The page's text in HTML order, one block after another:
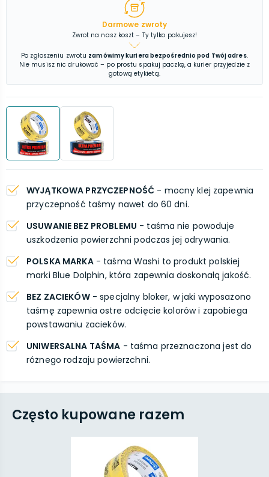
Darmowe zwroty
Zwrot na nasz koszt – Ty tylko pakujesz!
Po zgłoszeniu zwrotu zamówimy kuriera bezpośrednio pod Twój adres.
Nie musisz nic drukować – po prostu spakuj paczkę, a kurier przyjedzie z
gotową etykietą.
WYJĄTKOWA PRZYCZEPNOŚĆ - mocny klej zapewnia
przyczepność taśmy nawet do 60 dni.
USUWANIE BEZ PROBLEMU - taśma nie powoduje
uszkodzenia powierzchni podczas jej odrywania.
POLSKA MARKA- taśma Washi to produkt polskiej
marki Blue Dolphin, która zapewnia doskonałą jakość.
BEZ ZACIEKÓW- specjalny bloker, w jaki wyposażono
taśmę zapewnia ostre odcięcie kolorów i zapobiega
powstawaniu zacieków.
UNIWERSALNA TAŚMA - taśma przeznaczona jest do
różnego rodzaju powierzchni.
Często kupowane razem